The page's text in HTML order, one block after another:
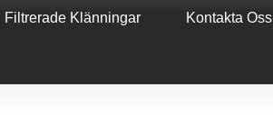
Filtrerade Klänningar Kontakta Oss